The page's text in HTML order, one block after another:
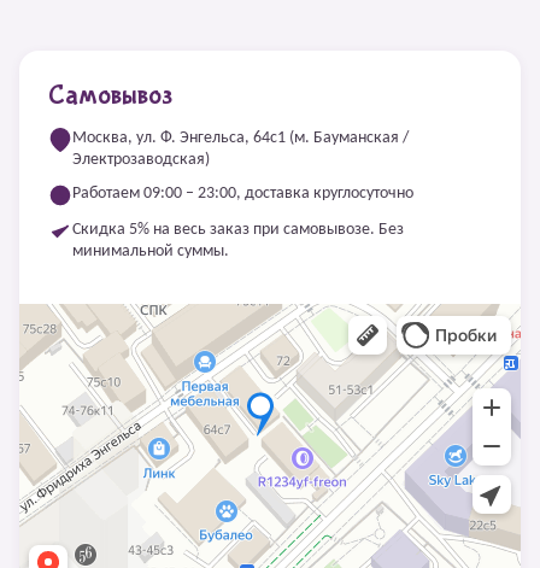
Самовывоз
Москва, ул. Ф. Энгельса, 64с1 (м. Бауманская /
Электрозаводская)
Работаем 09:00 – 23:00, доставка круглосуточно
Скидка 5% на весь заказ при самовывозе. Без
минимальной суммы.